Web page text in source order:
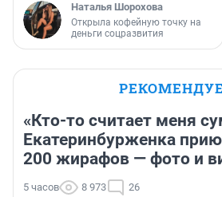
Наталья Шорохова
Открыла кофейную точку на
деньги соцразвития
«Кто-то считает меня
Екатеринбурженка
200 жирафов — фото и
5 часов 8 973 26